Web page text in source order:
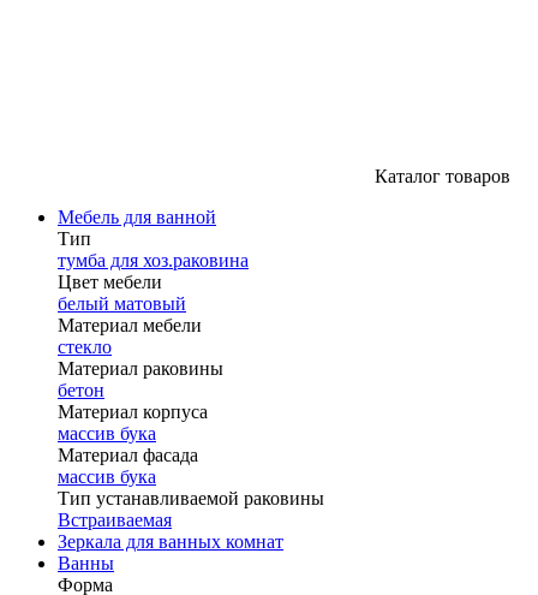
Каталог товаров
Мебель для ванной
Тип
тумба для хоз.раковина
Цвет мебели
белый матовый
Материал мебели
стекло
Материал раковины
бетон
Материал корпуса
массив бука
Материал фасада
массив бука
Тип устанавливаемой раковины
Встраиваемая
Зеркала для ванных комнат
Ванны
Форма